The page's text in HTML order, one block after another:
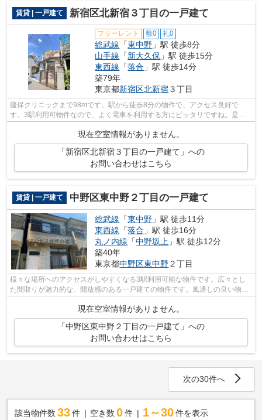
賃貸 | 一戸建て 新宿区北新宿３丁目の一戸建て
フリーレント 敷0 礼0
総武線 「東中野 」駅 徒歩8分
山手線 「新大久保 」駅 徒歩15分
東西線 「落合 」駅 徒歩14分
築79年
東京都新宿区北新宿３丁目
藤保クリニックまで98mです。駅から徒歩8分の物件で、アクセス良好で
す。3駅利用可物件なので、よく電車を利用する方にピッタリですね。是非
現在空室情報がありません。
「新宿区北新宿３丁目の一戸建て」への
お問い合わせはこちら
賃貸 | 一戸建て 中野区東中野２丁目の一戸建て
総武線 「東中野 」駅 徒歩11分
東西線 「落合 」駅 徒歩16分
丸ノ内線 「中野坂上 」駅 徒歩12分
築40年
東京都中野区東中野２丁目
様々な場所へのアクセスがしやすくなる3駅利用可能な物件です。広々とし
た間取りが魅力的な、開放感のある一戸建ての物件です。風通しの良い物件
現在空室情報がありません。
「中野区東中野２丁目の一戸建て」への
お問い合わせはこちら
次の30件へ
該当物件数 33件 空き数 0 件 1～30 件を表示